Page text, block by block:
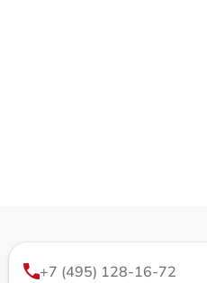
+7 (495) 128-16-72